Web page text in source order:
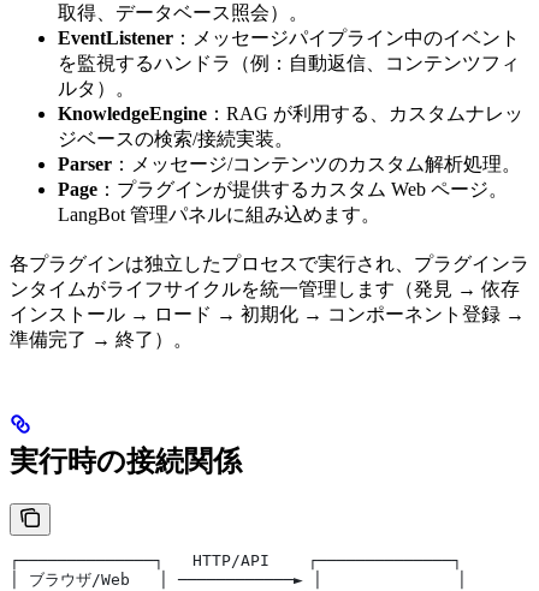
取得、データベース照会）。
EventListener ：メッセージパイプライン中のイベント
を監視するハンドラ（例：自動返信、コンテンツフィ
ルタ）。
KnowledgeEngine ：RAG が利用する、カスタムナレッ
ジベースの検索/接続実装。
Parser ：メッセージ/コンテンツのカスタム解析処理。
Page ：プラグインが提供するカスタム Web ページ。
LangBot 管理パネルに組み込めます。
各プラグインは独立したプロセスで実行され、プラグインラ
ンタイムがライフサイクルを統一管理します（発見 → 依存
インストール → ロード → 初期化 → コンポーネント登録 →
準備完了 → 終了）。
実行時の接続関係
┌──────────────┐   HTTP/API    ┌──────────────┐
│ ブラウザ/Web   │ ────────────► │              │